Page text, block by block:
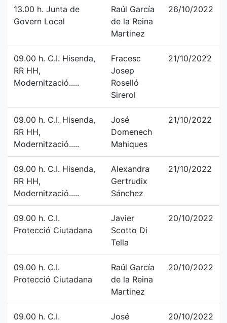
13.00 h. Junta de
Govern Local
Raúl García
de la Reina
Martinez
26/10/2022
09.00 h. C.I. Hisenda,
RR HH,
Modernització.....
Fracesc
Josep
Roselló
Sirerol
21/10/2022
09.00 h. C.I. Hisenda,
RR HH,
Modernització.....
José
Domenech
Mahiques
21/10/2022
09.00 h. C.I. Hisenda,
RR HH,
Modernització.....
Alexandra
Gertrudix
Sánchez
21/10/2022
09.00 h. C.I.
Protecció Ciutadana
Javier
Scotto Di
Tella
20/10/2022
09.00 h. C.I.
Protecció Ciutadana
Raúl García
de la Reina
Martinez
20/10/2022
09.00 h. C.I.
José
20/10/2022